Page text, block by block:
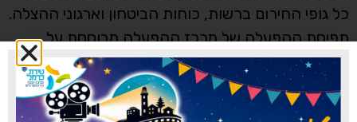
כל גופי החירום ברשות, כוחות הביטחון וארגוני ההצלה.
תפיסת ההפעלה של מרכז ההפעלה מבוססת על
עבודת מטה בחירום של 'שולחן עגול', ממנו ייצאו
הנחיות לגופי החירום וההצלה ולראשי המכלולים, ומהם
לציבור התושבים. הקמת מרכז ההפעלה תאפשר